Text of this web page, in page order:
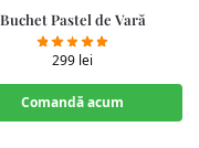
Buchet Pastel de Vară
299 lei
Comandă acum